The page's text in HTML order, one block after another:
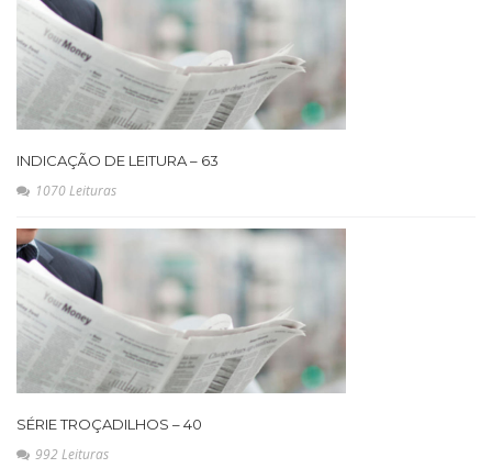
INDICAÇÃO DE LEITURA – 63
1070 Leituras
SÉRIE TROÇADILHOS – 40
992 Leituras